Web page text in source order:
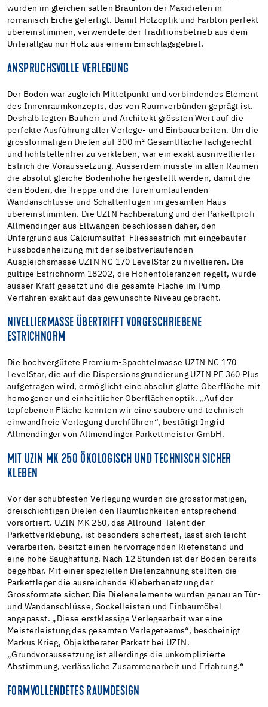
wurden im gleichen satten Braunton der Maxidielen in
romanisch Eiche gefertigt. Damit Holzoptik und Farbton perfekt
übereinstimmen, verwendete der Traditionsbetrieb aus dem
Unterallgäu nur Holz aus einem Einschlagsgebiet.
ANSPRUCHSVOLLE VERLEGUNG
Der Boden war zugleich Mittelpunkt und verbindendes Element
des Innenraumkonzepts, das von Raumverbünden geprägt ist.
Deshalb legten Bauherr und Architekt grössten Wert auf die
perfekte Ausführung aller Verlege- und Einbauarbeiten. Um die
grossformatigen Dielen auf 300 m² Gesamtfläche fachgerecht
und hohlstellenfrei zu verkleben, war ein exakt ausnivellierter
Estrich die Voraussetzung. Ausserdem musste in allen Räumen
die absolut gleiche Bodenhöhe hergestellt werden, damit die
den Boden, die Treppe und die Türen umlaufenden
Wandanschlüsse und Schattenfugen im gesamten Haus
übereinstimmten. Die UZIN Fachberatung und der Parkettprofi
Allmendinger aus Ellwangen beschlossen daher, den
Untergrund aus Calciumsulfat-Fliessestrich mit eingebauter
Fussbodenheizung mit der selbstverlaufenden
Ausgleichsmasse UZIN NC 170 LevelStar zu nivellieren. Die
gültige Estrichnorm 18202, die Höhentoleranzen regelt, wurde
ausser Kraft gesetzt und die gesamte Fläche im Pump-
Verfahren exakt auf das gewünschte Niveau gebracht.
NIVELLIERMASSE ÜBERTRIFFT VORGESCHRIEBENE
ESTRICHNORM
Die hochvergütete Premium-Spachtelmasse UZIN NC 170
LevelStar, die auf die Dispersionsgrundierung UZIN PE 360 Plus
aufgetragen wird, ermöglicht eine absolut glatte Oberfläche mit
homogener und einheitlicher Oberflächenoptik. „Auf der
topfebenen Fläche konnten wir eine saubere und technisch
einwandfreie Verlegung durchführen“, bestätigt Ingrid
Allmendinger von Allmendinger Parkettmeister GmbH.
MIT UZIN MK 250 ÖKOLOGISCH UND TECHNISCH SICHER
KLEBEN
Vor der schubfesten Verlegung wurden die grossformatigen,
dreischichtigen Dielen den Räumlichkeiten entsprechend
vorsortiert. UZIN MK 250, das Allround-Talent der
Parkettverklebung, ist besonders scherfest, lässt sich leicht
verarbeiten, besitzt einen hervorragenden Riefenstand und
eine hohe Saughaftung. Nach 12 Stunden ist der Boden bereits
begehbar. Mit einer speziellen Dielenzahnung stellten die
Parkettleger die ausreichende Kleberbenetzung der
Grossformate sicher. Die Dielenelemente wurden genau an Tür-
und Wandanschlüsse, Sockelleisten und Einbaumöbel
angepasst. „Diese erstklassige Verlegearbeit war eine
Meisterleistung des gesamten Verlegeteams“, bescheinigt
Markus Krieg, Objektberater Parkett bei UZIN.
„Grundvoraussetzung ist allerdings die unkomplizierte
Abstimmung, verlässliche Zusammenarbeit und Erfahrung.“
FORMVOLLENDETES RAUMDESIGN